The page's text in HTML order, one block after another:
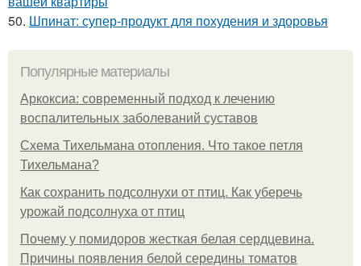
50. Шпинат: супер-продукт для похудения и здоровья
Популярные материалы
Аркоксиа: современный подход к лечению
воспалительных заболеваний суставов
Схема Тихельмана отопления. Что такое петля
Тихельмана?
Как сохранить подсолнухи от птиц. Как уберечь
урожай подсолнуха от птиц
Почему у помидоров жесткая белая сердцевина.
Причины появления белой середины томатов